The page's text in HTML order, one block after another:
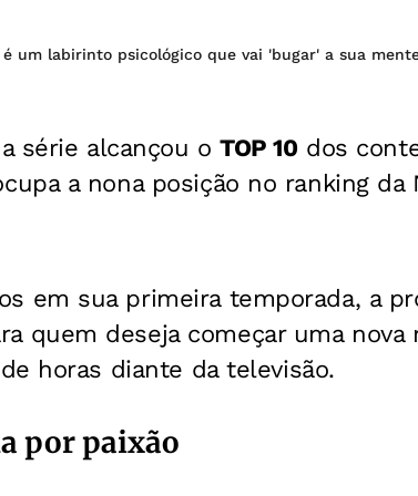
um labirinto psicológico que vai 'bugar' a sua
série alcançou oTOP 10 dos
a nona posição no ranking da
em sua primeira temporada, a
quem deseja começar uma nova
horas diante da televisão.
por paixão